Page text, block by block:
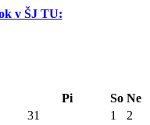
v ŠJ TU:
Pi So Ne
31 1 2